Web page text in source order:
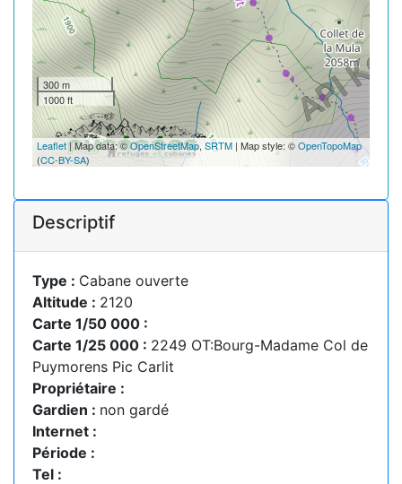
300 m
1000 ft
Leaflet| Map data: ©OpenStreetMap, SRTM | Map style: ©OpenTopoMap
(CC-BY-SA)
Descriptif
Type : Cabane ouverte
Altitude : 2120
Carte 1/50 000 :
Carte 1/25 000 : 2249 OT:Bourg-Madame Col de
Puymorens Pic Carlit
Propriétaire :
Gardien : non gardé
Internet :
Période :
Tel :